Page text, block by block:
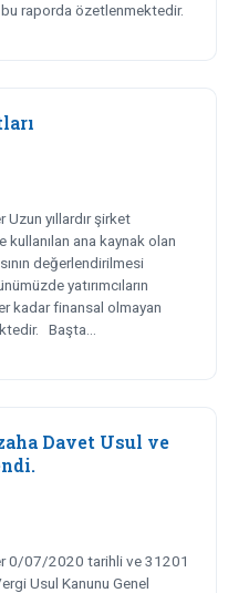
raporda özetlenmektedir.
yıllardır şirket
kullanılan ana kaynak olan
değerlendirilmesi
yatırımcıların
kadar finansal olmayan
Başta…
Davet Usul ve
0/07/2020 tarihli ve 31201
Usul Kanunu Genel